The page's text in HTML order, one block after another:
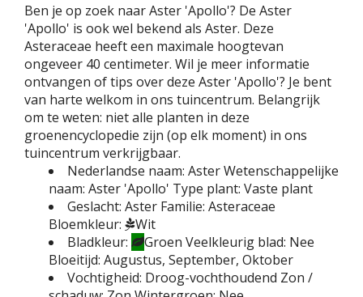
Ben je op zoek naar Aster 'Apollo'? De Aster
'Apollo' is ook wel bekend als Aster. Deze
Asteraceae heeft een maximale hoogtevan
ongeveer 40 centimeter. Wil je meer informatie
ontvangen of tips over deze Aster 'Apollo'? Je bent
van harte welkom in ons tuincentrum. Belangrijk
om te weten: niet alle planten in deze
groenencyclopedie zijn (op elk moment) in ons
tuincentrum verkrijgbaar.
Nederlandse naam: AsterWetenschappelijke
naam: Aster 'Apollo' Type plant: Vaste plant
Geslacht: Aster Familie: Asteraceae
Bloemkleur:
Wit
Bladkleur:
Groen Veelkleurig blad: Nee
Bloeitijd: Augustus, September, Oktober
Vochtigheid: Droog-vochthoudend Zon /